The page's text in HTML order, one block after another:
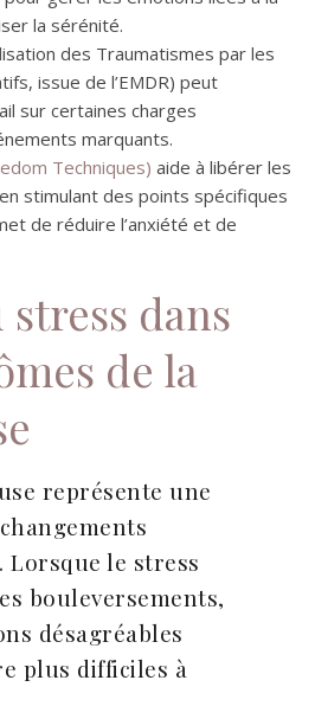
la sérénité.
des Traumatismes par les
issue de l’EMDR) peut
sur certaines charges
marquants.
Techniques) aide à libérer les
stimulant des points spécifiques
de réduire l’anxiété et de
dans
de la
représente une
le stress
bouleversements,
désagréables
plus difficiles à